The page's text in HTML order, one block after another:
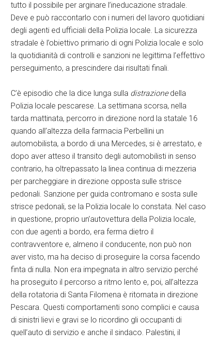
tutto il possibile per arginare l’ineducazione stradale.
Deve e può raccontarlo con i numeri del lavoro quotidiani
degli agenti ed ufficiali della Polizia locale. La sicurezza
stradale è l’obiettivo primario di ogni Polizia locale e solo
la quotidianità di controlli e sanzioni ne legittima l’effettivo
perseguimento, a prescindere dai risultati finali.
C’è episodio che la dice lunga sulla distrazionedella
Polizia locale pescarese. La settimana scorsa, nella
tarda mattinata, percorro in direzione nord la statale 16
quando all’altezza della farmacia Perbellini un
automobilista, a bordo di una Mercedes, si è arrestato, e
dopo aver atteso il transito degli automobilisti in senso
contrario, ha oltrepassato la linea continua di mezzeria
per parcheggiare in direzione opposta sulle strisce
pedonali. Sanzione per guida contromano e sosta sulle
strisce pedonali, se la Polizia locale lo constata. Nel caso
in questione, proprio un’autovettura della Polizia locale,
con due agenti a bordo, era ferma dietro il
contravventore e, almeno il conducente, non può non
aver visto, ma ha deciso di proseguire la corsa facendo
finta di nulla. Non era impegnata in altro servizio perché
ha proseguito il percorso a ritmo lento e, poi, all’altezza
della rotatoria di Santa Filomena è ritornata in direzione
Pescara. Questi comportamenti sono complici e causa
di sinistri lievi e gravi se lo ricordino gli occupanti di
quell’auto di servizio e anche il sindaco. Palestini, il